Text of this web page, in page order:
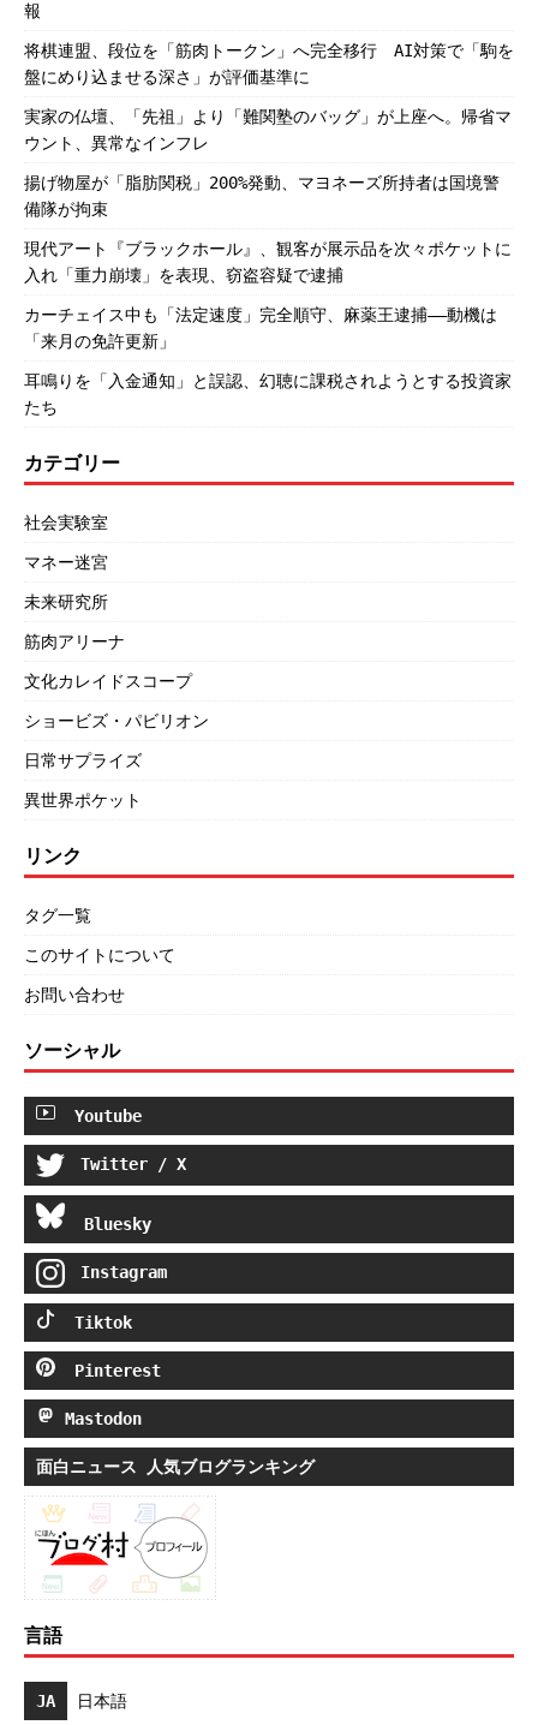
報
将棋連盟、段位を「筋肉トークン」へ完全移行 AI対策で「駒を
盤にめり込ませる深さ」が評価基準に
実家の仏壇、「先祖」より「難関塾のバッグ」が上座へ。帰省マ
ウント、異常なインフレ
揚げ物屋が「脂肪関税」200%発動、マヨネーズ所持者は国境警
備隊が拘束
現代アート『ブラックホール』、観客が展示品を次々ポケットに
入れ「重力崩壊」を表現、窃盗容疑で逮捕
カーチェイス中も「法定速度」完全順守、麻薬王逮捕――動機は
「来月の免許更新」
耳鳴りを「入金通知」と誤認、幻聴に課税されようとする投資家
たち
カテゴリー
社会実験室
マネー迷宮
未来研究所
筋肉アリーナ
文化カレイドスコープ
ショービズ・パビリオン
日常サプライズ
異世界ポケット
リンク
タグ一覧
このサイトについて
お問い合わせ
ソーシャル
Youtube
Twitter / X
Bluesky
Instagram
Tiktok
Pinterest
Mastodon
面白ニュース 人気ブログランキング
言語
JA 日本語